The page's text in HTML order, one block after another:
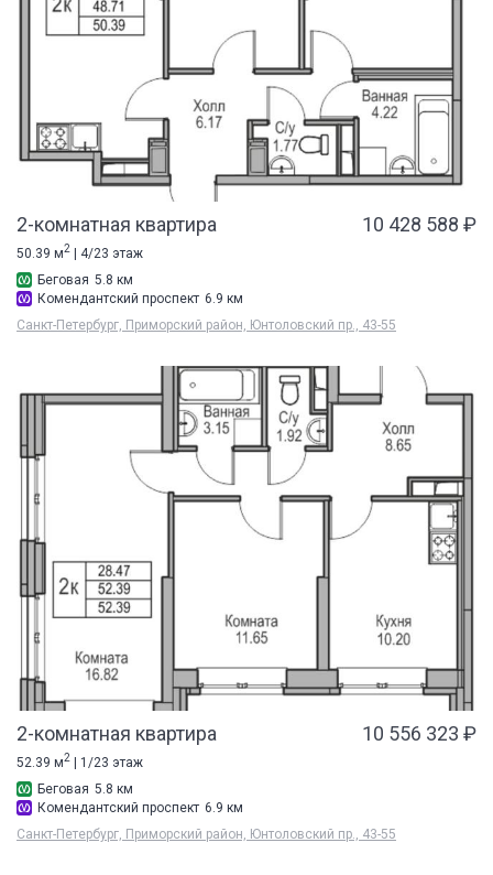
2-комнатная квартира 10 428 588 ₽
50.39 м2 | 4/23 этаж
Беговая 5.8 км
Комендантский проспект 6.9 км
Санкт-Петербург, Приморский район, Юнтоловский пр., 43-55
2-комнатная квартира 10 556 323 ₽
52.39 м2
| 1/23 этаж
Беговая 5.8 км
Комендантский проспект 6.9 км
Санкт-Петербург, Приморский район, Юнтоловский пр., 43-55